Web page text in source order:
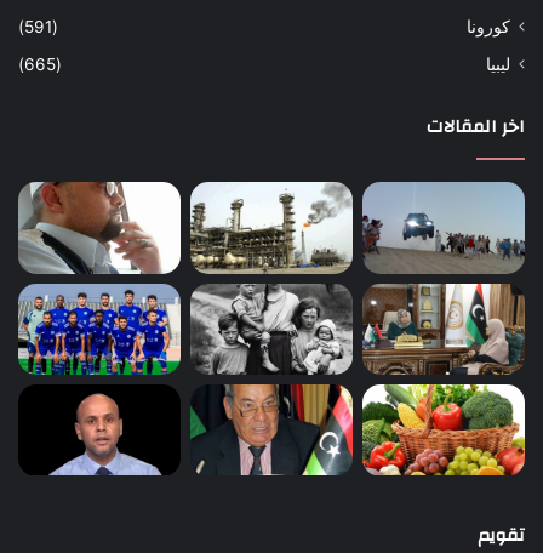
كورونا
(591)
ليبيا
(665)
اخر المقالات
تقويم